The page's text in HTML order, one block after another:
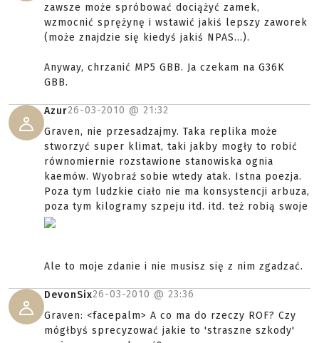
zawsze może spróbować dociążyć zamek,
wzmocnić sprężynę i wstawić jakiś lepszy zaworek
(może znajdzie się kiedyś jakiś NPAS...).
Anyway, chrzanić MP5 GBB. Ja czekam na G36K
GBB.
Azur26-03-2010 @ 21:32
Graven, nie przesadzajmy. Taka replika może
stworzyć super klimat, taki jakby mogły to robić
równomiernie rozstawione stanowiska ognia
kaemów. Wyobraź sobie wtedy atak. Istna poezja.
Poza tym ludzkie ciało nie ma konsystencji arbuza,
poza tym kilogramy szpeju itd. itd. też robią swoje
Ale to moje zdanie i nie musisz się z nim zgadzać.
DevonSix26-03-2010 @ 23:36
Graven: <facepalm> A co ma do rzeczy ROF? Czy
mógłbyś sprecyzować jakie to 'straszne szkody'